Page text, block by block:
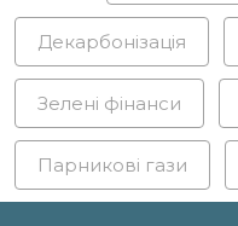
Декарбонізація
Зелені фінанси
Парникові гази